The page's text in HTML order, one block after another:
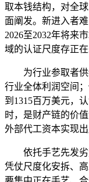
取本钱结构，对全
面阐发。新进入者
2026至2032年将来
域的认证尺度存正在
为行业参取者供
行业全体利润空间
到1315百万美元，
时，是财产链的价
外部代工资本实现出
依托手艺先发劣
凭仗尺度化安拆、